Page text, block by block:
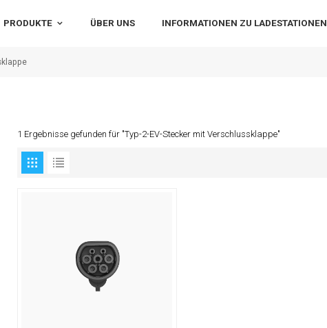
PRODUKTE ÜBER UNS INFORMATIONEN ZU LADESTATIONEN
1 Ergebnisse gefunden für "Typ-2-EV-Stecker mit Verschlussklappe"